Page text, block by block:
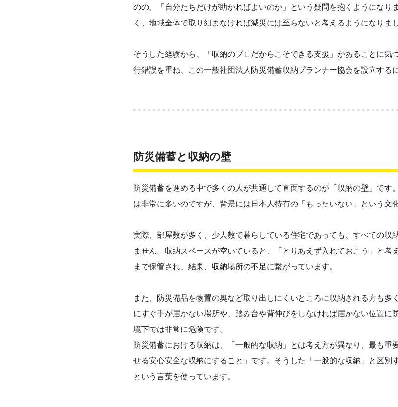
のの、「自分たちだけが助かればよいのか」という疑問を抱くようになり
く、地域全体で取り組まなければ減災には至らないと考えるようになりまし
そうした経験から、「収納のプロだからこそできる支援」があることに気
行錯誤を重ね、この一般社団法人防災備蓄収納プランナー協会を設立する
防災備蓄と収納の壁
防災備蓄を進める中で多くの人が共通して直面するのが「収納の壁」です
は非常に多いのですが、背景には日本人特有の「もったいない」という文
実際、部屋数が多く、少人数で暮らしている住宅であっても、すべての収
ません。収納スペースが空いていると、「とりあえず入れておこう」と考
まで保管され、結果、収納場所の不足に繋がっています。
また、防災備品を物置の奥など取り出しにくいところに収納される方も多
にすぐ手が届かない場所や、踏み台や背伸びをしなければ届かない位置に
境下では非常に危険です。
防災備蓄における収納は、「一般的な収納」とは考え方が異なり、最も重
せる安心安全な収納にすること」です。そうした「一般的な収納」と区別
という言葉を使っています。